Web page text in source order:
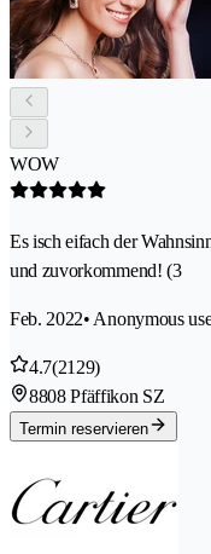
WOW
Es isch eifach der
und zuvorkommend! (3
Feb. 2022• Anonymous
4.7(2129)
8808 Pfäffikon SZ
Termin reservieren